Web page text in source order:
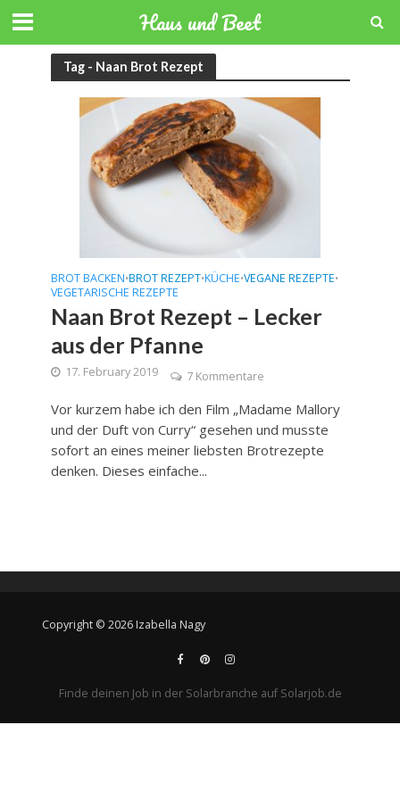
Haus und Beet
Tag - Naan Brot Rezept
BROT BACKEN•BROT REZEPT•KÜCHE•VEGANE REZEPTE•
VEGETARISCHE REZEPTE
Naan Brot Rezept – Lecker
aus der Pfanne
17. February 2019 7 Kommentare
Vor kurzem habe ich den Film „Madame Mallory
und der Duft von Curry“ gesehen und musste
sofort an eines meiner liebsten Brotrezepte
denken. Dieses einfache...
Copyright © 2026 Izabella Nagy
Finde deinen Job in der Solarbranche auf Solarjob.de